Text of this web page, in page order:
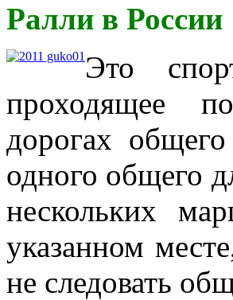
Ралли в России
Это
проходящее
дорогах
одного общего
нескольких
указанном
не следовать